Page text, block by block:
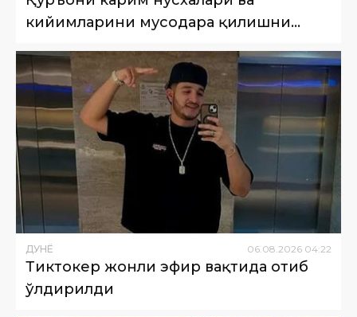
кийимларини мусодара қилишни
ДУНË 06.08.2026 04:22
Тиктокер жонли эфир вақтида отиб
ўлдирилди